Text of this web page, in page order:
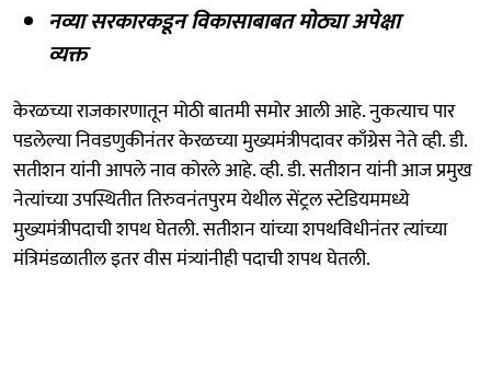
नव्या सरकारकडून विकासाबाबत मोठ्या अपेक्षा
व्यक्त
केरळच्या राजकारणातून मोठी बातमी समोर आली आहे. नुकत्याच पार
पडलेल्या निवडणुकीनंतर केरळच्या मुख्यमंत्रीपदावर काँग्रेस नेते व्ही. डी.
सतीशन यांनी आपले नाव कोरले आहे. व्ही. डी. सतीशन यांनी आज प्रमुख
नेत्यांच्या उपस्थितीत तिरुवनंतपुरम येथील सेंट्रल स्टेडियममध्ये
मुख्यमंत्रीपदाची शपथ घेतली. सतीशन यांच्या शपथविधीनंतर त्यांच्या
मंत्रिमंडळातील इतर वीस मंत्र्यांनीही पदाची शपथ घेतली.